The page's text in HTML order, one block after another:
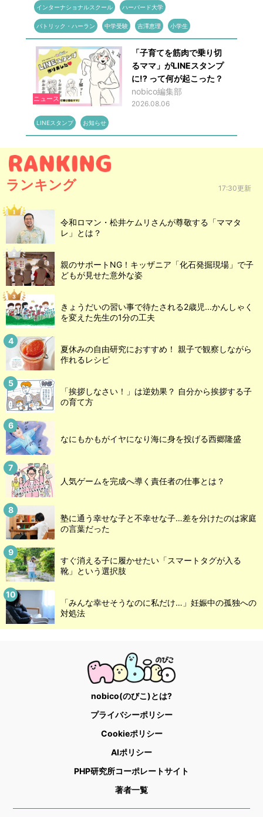
インターナショナルスクール ハーバード大学
パトリック・ハーラン 中学受験 吉澤恵理 小学生
ニュース
「子育てを筋肉で乗り切
るママ」がLINEスタンプ
に!? って何が起こった？
nobico編集部
2026.08.06
LINEスタンプ お知らせ
ランキング 17:30更新
令和ロマン・松井ケムリさんが尊敬する「ママタ
レ」とは？
親のサポートNG！キッザニア「化石発掘現場」で子
どもが見せた意外な姿
きょうだいの習い事で待たされる2歳児...かんしゃく
を変えた先生の1分の工夫
夏休みの自由研究におすすめ！ 親子で観察しながら
作れるレシピ
「挨拶しなさい！」は逆効果？ 自分から挨拶する子
の育て方
なにもかもがイヤになり海に身を投げる西郷隆盛
人気ゲームを完成へ導く責任者の仕事とは？
塾に通う幸せな子と不幸せな子…差を分けたのは家庭
の言葉だった
すぐ消える子に履かせたい「スマートタグが入る
靴」という選択肢
「みんな幸せそうなのに私だけ…」妊娠中の孤独への
対処法
nobico(のびこ)とは?
プライバシーポリシー
Cookieポリシー
AIポリシー
PHP研究所コーポレートサイト
著者一覧